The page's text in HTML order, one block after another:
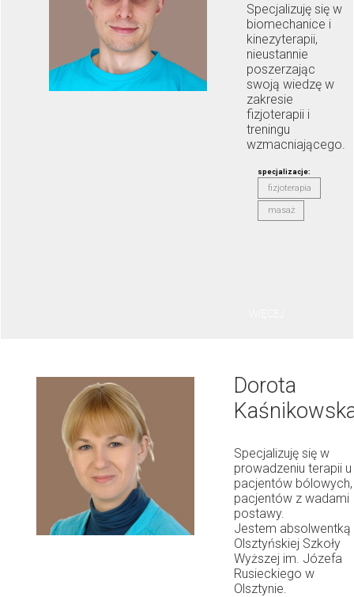
Specjalizuję się w
biomechanice i
kinezyterapii,
nieustannie
poszerzając
swoją wiedzę w
zakresie
fizjoterapii i
treningu
wzmacniającego.
specjalizacje:
fizjoterapia
masaż
Dorota
Specjalizuję się w
prowadzeniu terapii u
pacjentów bólowych,
pacjentów z wadami
postawy.
Jestem absolwentką
Olsztyńskiej Szkoły
Wyższej im. Józefa
Rusieckiego w
Olsztynie.